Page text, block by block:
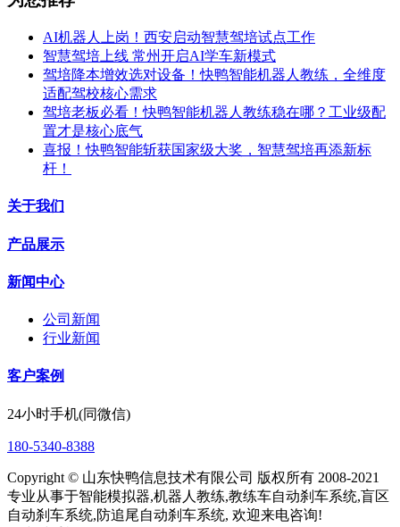
AI机器人上岗！西安启动智慧驾培试点工作
智慧驾培上线 常州开启AI学车新模式
驾培降本增效选对设备！快鸭智能机器人教练，全维度
适配驾校核心需求
驾培老板必看！快鸭智能机器人教练稳在哪？工业级配
置才是核心底气
喜报！快鸭智能斩获国家级大奖，智慧驾培再添新标
杆！
关于我们
产品展示
新闻中心
公司新闻
行业新闻
客户案例
24小时手机(同微信)
180-5340-8388
Copyright © 山东快鸭信息技术有限公司 版权所有 2008-2021
专业从事于智能模拟器,机器人教练,教练车自动刹车系统,盲区
自动刹车系统,防追尾自动刹车系统, 欢迎来电咨询!